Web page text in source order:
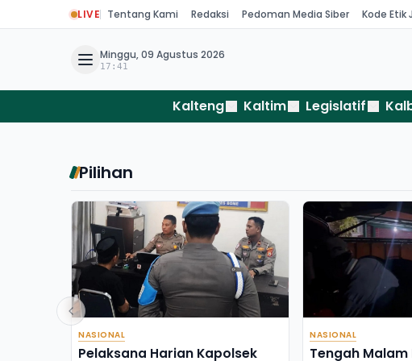
LIVE Tentang Kami Redaksi Pedoman Media Siber Kode Etik
Minggu, 09 Agustus 2026
17:41
Kalteng Kaltim Legislatif
Pilihan
NASIONAL
Pelaksana Harian Kapolsek
NASIONAL
Tengah Malam